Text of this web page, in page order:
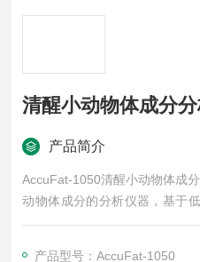
清醒小动物体成分
产品简介
AccuFat-1050清醒小动物体成
动物体成分的分析仪器，基于
可测量小动物体内脂肪、瘦肉
产品型号：AccuFat-1050